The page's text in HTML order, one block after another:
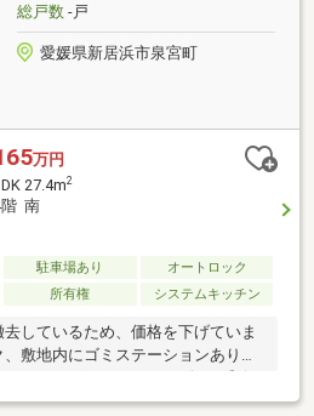
総戸数-戸
愛媛県新居浜市泉宮町
万円
27.4m2
南
駐車場あり
オートロック
所有権 システムキッチン
しているため、価格を下げていま
敷地内にゴミステーションありま
内です。